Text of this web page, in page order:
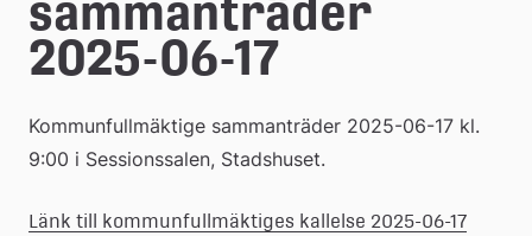
o
m
m
u
n
sammanträder
2025-06-17
Kommunfullmäktige sammanträder 2025-06-17 kl.
9:00 i Sessionssalen, Stadshuset.
Länk till kommunfullmäktiges kallelse 2025-06-17(pdf.)